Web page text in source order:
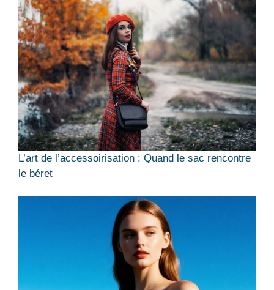
L’art de l’accessoirisation : Quand le sac rencontre
le béret